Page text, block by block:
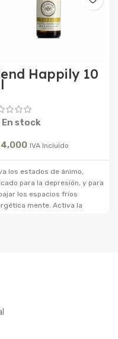
Happily 10
En stock
IVA Incluido
los estados de ánimo,
para la depresión, y para
los espacios fríos
mente. Activa la